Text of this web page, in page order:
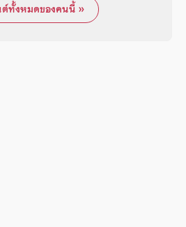
ทั้งหมดของคนนี้ »